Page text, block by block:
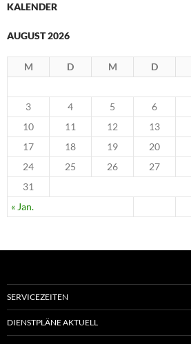
KALENDER
AUGUST 2026
M D M D
« Jan.
3
4 5 6
10
11 12 13
17
18 19 20
24
25 26 27
31
SERVICEZEITEN
DIENSTPLÄNE AKTUELL